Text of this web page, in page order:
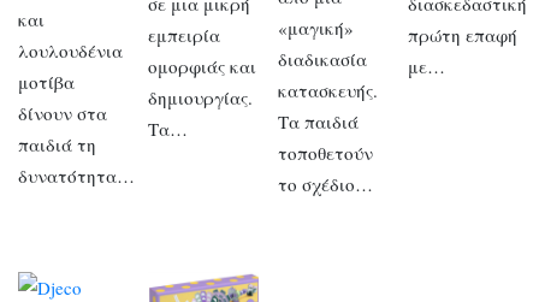
και
λουλουδένια
μοτίβα
δίνουν στα
παιδιά τη
δυνατότητα…
εμπειρία
ομορφιάς και
δημιουργίας.
Τα…
«μαγική»
διαδικασία
κατασκευής.
Τα παιδιά
τοποθετούν
το σχέδιο…
πρώτη επαφή
με…